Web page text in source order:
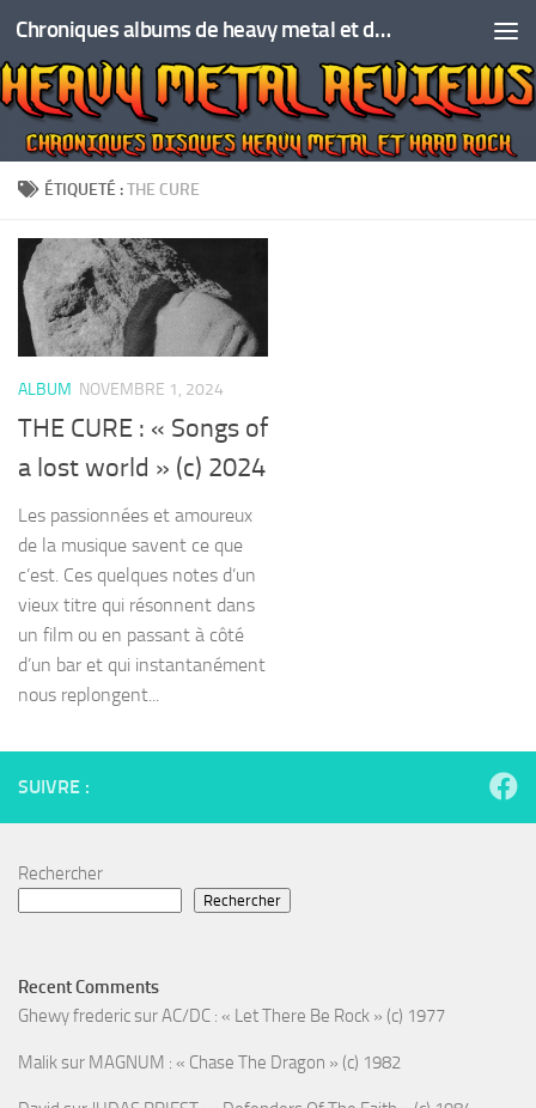
Skip to content Chroniques albums de heavy metal et de hard rock
ÉTIQUETÉ :THE CURE
ALBUM NOVEMBRE 1, 2024
THE CURE : « Songs of
a lost world » (c) 2024
Les passionnées et amoureux
de la musique savent ce que
c’est. Ces quelques notes d’un
vieux titre qui résonnent dans
un film ou en passant à côté
d’un bar et qui instantanément
nous replongent...
SUIVRE :
Rechercher
Rechercher
Recent Comments
Ghewy fredericsurAC/DC : « Let There Be Rock » (c) 1977
Maliksur MAGNUM : « Chase The Dragon » (c) 1982